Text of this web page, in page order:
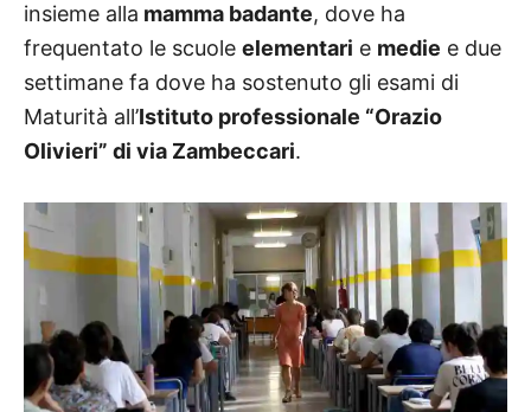
insieme alla mamma badante, dove ha
frequentato le scuole elementari e medie e due
settimane fa dove ha sostenuto gli esami di
Maturità all’Istituto professionale “Orazio
Olivieri” di via Zambeccari.